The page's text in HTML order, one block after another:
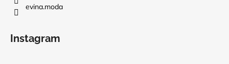
evina.moda
Instagram